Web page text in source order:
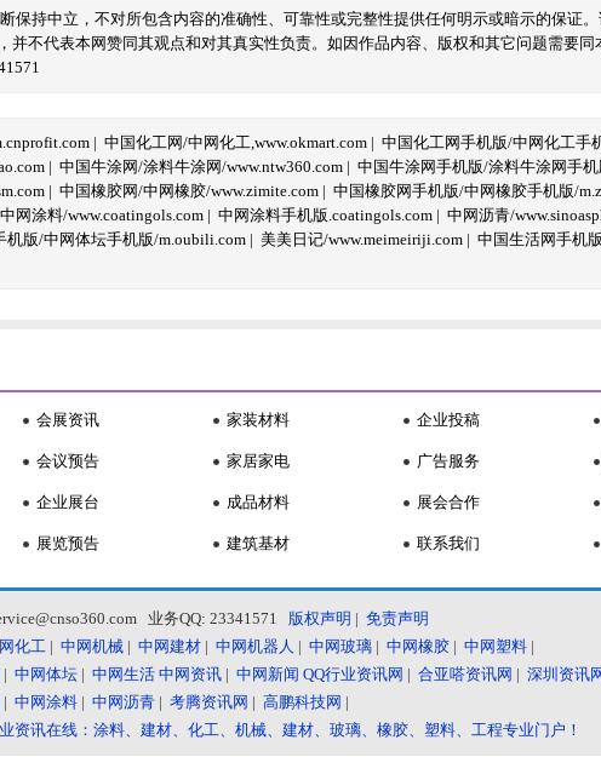
保持中立，不对所包含内容的准确性、可靠性或完整性提供任何明示或暗示的保证
不代表本网赞同其观点和对其真实性负责。如因作品内容、版权和其它问题需要同
| 中国化工网/中网化工,www.okmart.com | 中国化工网手机版/中网化工手
| 中国牛涂网/涂料牛涂网/www.ntw360.com | 中国牛涂网手机版/涂料牛涂网手机
| 中国橡胶网/中网橡胶/www.zimite.com | 中国橡胶网手机版/中网橡胶手机版/
中网涂料/www.coatingols.com | 中网涂料手机版.coatingols.com | 中网沥青/
机版/中网体坛手机版/m.oubili.com | 美美日记/www.meimeiriji.com | 中国生活网手机
会展资讯
会议预告
企业展台
展览预告
家装材料
家居家电
成品材料
建筑基材
企业投稿
广告服务
展会合作
联系我们
业务QQ: 23341571 版权声明 | 免责声明
化工 | 中网机械 | 中网建材 | 中网机器人 | 中网玻璃 | 中网橡胶 | 中网塑料 |
| 中网体坛 | 中网生活 中网资讯 | 中网新闻 QQ行业资讯网 | 合亚嗒资讯网 | 深圳资讯
| 中网涂料 | 中网沥青 | 考腾资讯网 | 高鹏科技网 |
资讯在线：涂料、建材、化工、机械、建材、玻璃、橡胶、塑料、工程专业门户！